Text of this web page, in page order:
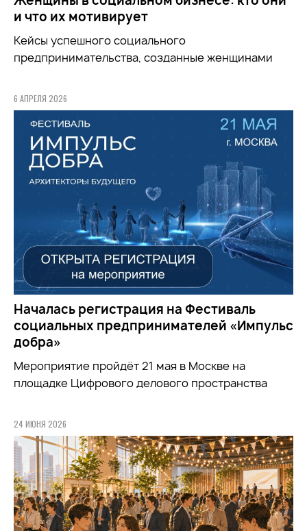
и что их мотивирует
Кейсы успешного социального
предпринимательства, созданные женщинами
6 АПРЕЛЯ 2026
Началась регистрация на Фестиваль
социальных предпринимателей «Импульс
добра»
Мероприятие пройдёт 21 мая в Москве на
площадке Цифрового делового пространства
24 ИЮНЯ 2026